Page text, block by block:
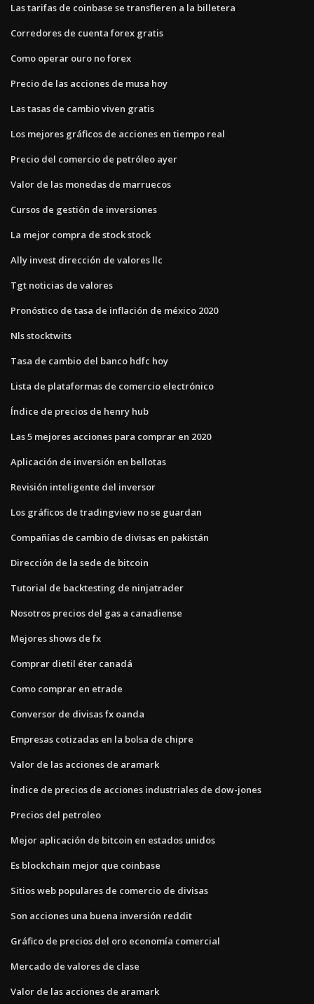
Las tarifas de coinbase se transfieren a la billetera
Corredores de cuenta forex gratis
Como operar ouro no forex
Precio de las acciones de musa hoy
Las tasas de cambio viven gratis
Los mejores gráficos de acciones en tiempo real
Precio del comercio de petróleo ayer
Valor de las monedas de marruecos
Cursos de gestión de inversiones
La mejor compra de stock stock
Ally invest dirección de valores llc
Tgt noticias de valores
Pronóstico de tasa de inflación de méxico 2020
Nls stocktwits
Tasa de cambio del banco hdfc hoy
Lista de plataformas de comercio electrónico
Índice de precios de henry hub
Las 5 mejores acciones para comprar en 2020
Aplicación de inversión en bellotas
Revisión inteligente del inversor
Los gráficos de tradingview no se guardan
Compañías de cambio de divisas en pakistán
Dirección de la sede de bitcoin
Tutorial de backtesting de ninjatrader
Nosotros precios del gas a canadiense
Mejores shows de fx
Comprar dietil éter canadá
Como comprar en etrade
Conversor de divisas fx oanda
Empresas cotizadas en la bolsa de chipre
Valor de las acciones de aramark
Índice de precios de acciones industriales de dow-jones
Precios del petroleo
Mejor aplicación de bitcoin en estados unidos
Es blockchain mejor que coinbase
Sitios web populares de comercio de divisas
Son acciones una buena inversión reddit
Gráfico de precios del oro economía comercial
Mercado de valores de clase
Valor de las acciones de aramark